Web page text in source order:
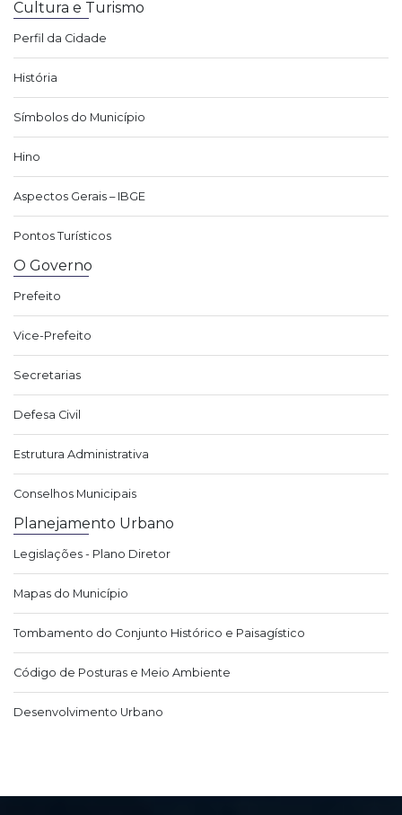
Cultura e Turismo
Perfil da Cidade
História
Símbolos do Município
Hino
Aspectos Gerais – IBGE
Pontos Turísticos
O Governo
Prefeito
Vice-Prefeito
Secretarias
Defesa Civil
Estrutura Administrativa
Conselhos Municipais
Planejamento Urbano
Legislações - Plano Diretor
Mapas do Município
Tombamento do Conjunto Histórico e Paisagístico
Código de Posturas e Meio Ambiente
Desenvolvimento Urbano